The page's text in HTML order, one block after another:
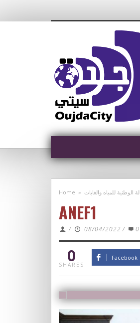
Home » للمياه والغابات
ANEF1
/ 08/04/2022 / 0
0
SHARES
Facebook